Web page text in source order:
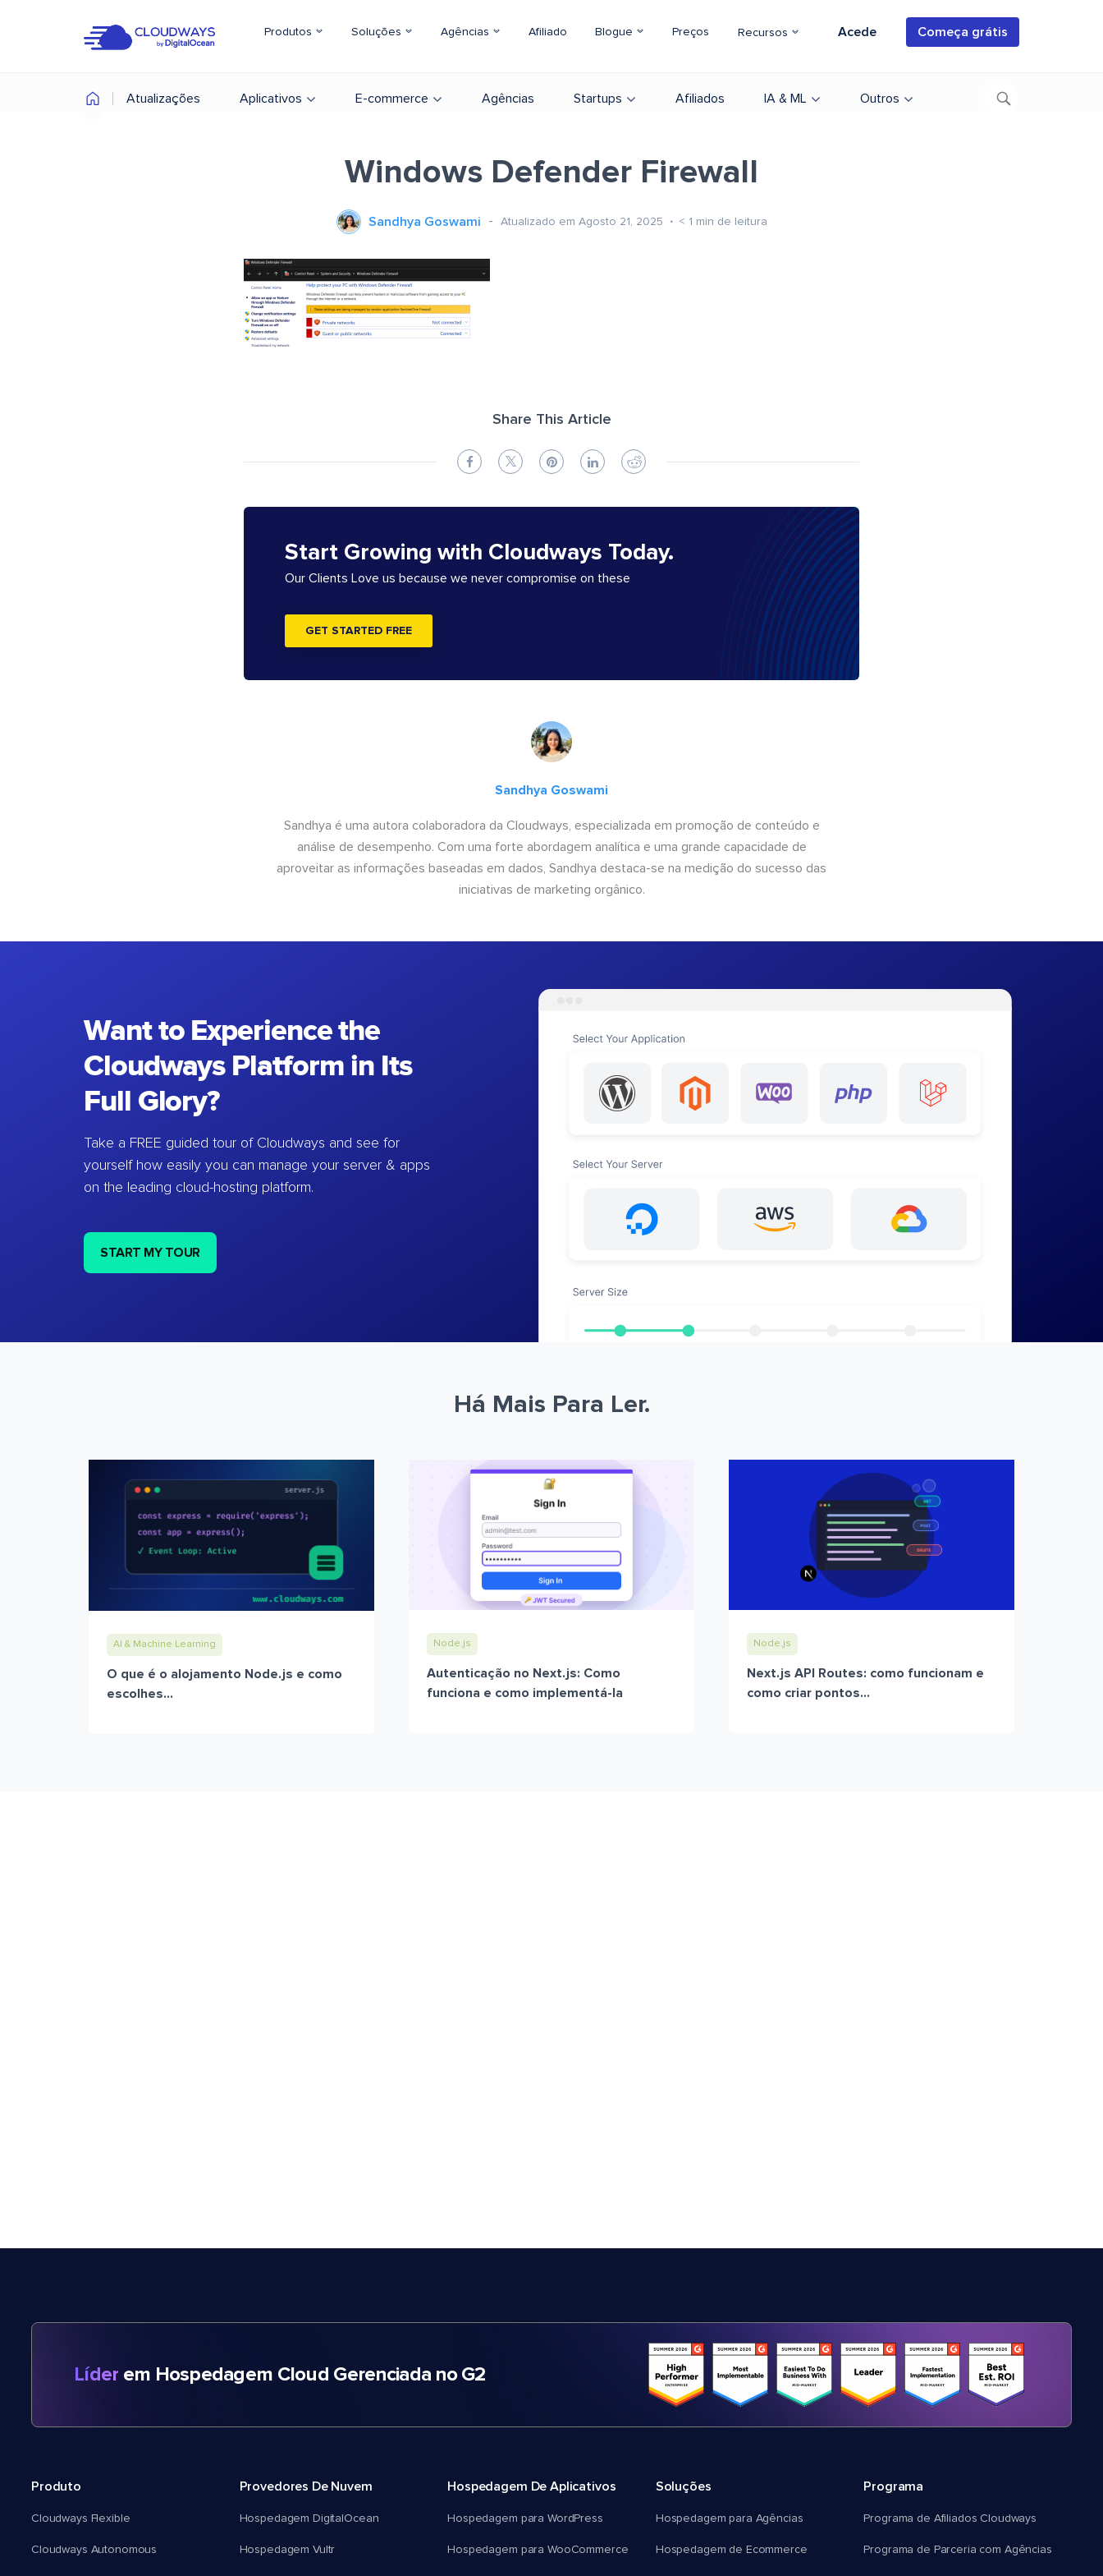
Produtos Soluções Agências Afiliado Blogue Preços Recursos Acede Começa grátis
Atualizações Aplicativos E-commerce Agências Startups Afiliados IA & ML Outros
Windows Defender Firewall
Sandhya Goswami Atualizado em Agosto 21, 2025 < 1 min de leitura
Share This Article
Start Growing with Cloudways Today.
Our Clients Love us because we never compromise on these
GET STARTED FREE
Sandhya Goswami
Sandhya é uma autora colaboradora da Cloudways, especializada em promoção de conteúdo e
análise de desempenho. Com uma forte abordagem analítica e uma grande capacidade de
aproveitar as informações baseadas em dados, Sandhya destaca-se na medição do sucesso das
iniciativas de marketing orgânico.
Want to Experience the
Cloudways Platform in Its
Full Glory?
Take a FREE guided tour of Cloudways and see for
yourself how easily you can manage your server & apps
on the leading cloud-hosting platform.
START MY TOUR
Há Mais Para Ler.
AI & Machine Learning
O que é o alojamento Node.js e como
escolhes...
Node.js
Autenticação no Next.js: Como
funciona e como implementá-la
Node.js
Next.js API Routes: como funcionam e
como criar pontos...
Líder em Hospedagem Cloud Gerenciada no G2
Produto
Cloudways Flexible
Cloudways Autonomous
Provedores De Nuvem
Hospedagem DigitalOcean
Hospedagem Vultr
Hospedagem De Aplicativos
Hospedagem para WordPress
Hospedagem para WooCommerce
Soluções
Hospedagem para Agências
Hospedagem de Ecommerce
Programa
Programa de Afiliados Cloudways
Programa de Parceria com Agências